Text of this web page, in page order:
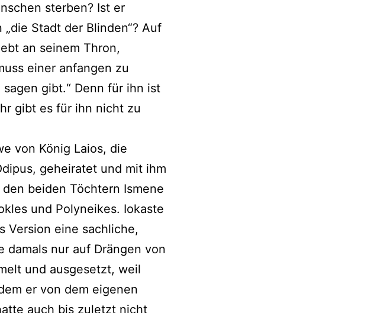
sterben? Ist er
Stadt der Blinden“? Auf
an seinem Thron,
einer anfangen zu
gibt.“ Denn für ihn ist
gibt es für ihn nicht zu
von König Laios, die
geheiratet und mit ihm
beiden Töchtern Ismene
und Polyneikes. Iokaste
Version eine sachliche,
damals nur auf Drängen von
und ausgesetzt, weil
er von dem eigenen
auch bis zuletzt nicht